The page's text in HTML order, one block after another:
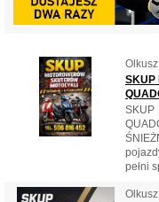
Olkusz
SKUP
SKUP
pełni
Olkusz